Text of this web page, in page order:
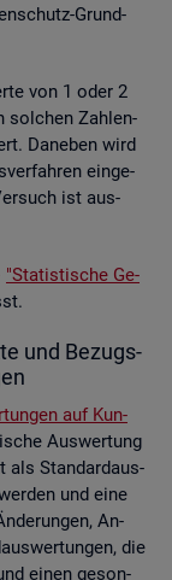
Grund­
von 1 oder 2
sol­chen Zah­len­
Da­ne­ben wird
ein­ge­
ist aus­
"Sta­tis­ti­sche Ge­
und Be­zugs­
auf Kun­
Aus­wer­tung
als Stan­dard­aus­
und eine
An­
die
einen ge­son­